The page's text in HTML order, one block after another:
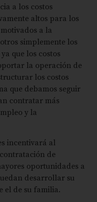
a los costos
altos para los
a la
simplemente los
que los costos
la operación de
los costos
que debamos seguir
contratar más
y la
incentivará al
de
oportunidades a
desarrollar su
el de su familia.